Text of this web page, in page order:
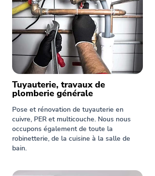
Tuyauterie, travaux de
plomberie générale
Pose et rénovation de tuyauterie en
cuivre, PER et multicouche. Nous nous
occupons également de toute la
robinetterie, de la cuisine à la salle de
bain.